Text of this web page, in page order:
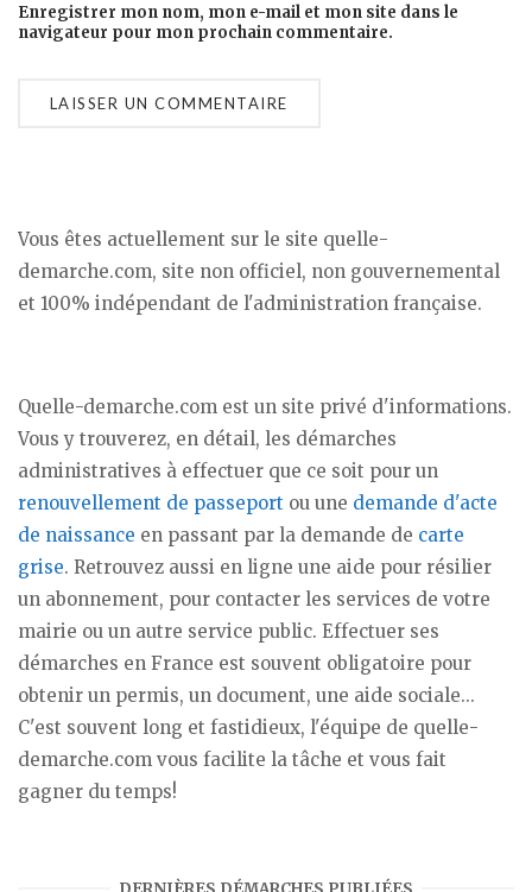
Enregistrer mon nom, mon e-mail et mon site dans le
navigateur pour mon prochain commentaire.
Vous êtes actuellement sur le site quelle-
demarche.com, site non officiel, non gouvernemental
et 100% indépendant de l'administration française.
Quelle-demarche.com est un site privé d'informations.
Vous y trouverez, en détail, les démarches
administratives à effectuer que ce soit pour un
renouvellement de passeport ou une demande d'acte
de naissance en passant par la demande de carte
grise. Retrouvez aussi en ligne une aide pour résilier
un abonnement, pour contacter les services de votre
mairie ou un autre service public. Effectuer ses
démarches en France est souvent obligatoire pour
obtenir un permis, un document, une aide sociale...
C'est souvent long et fastidieux, l'équipe de quelle-
demarche.com vous facilite la tâche et vous fait
gagner du temps!